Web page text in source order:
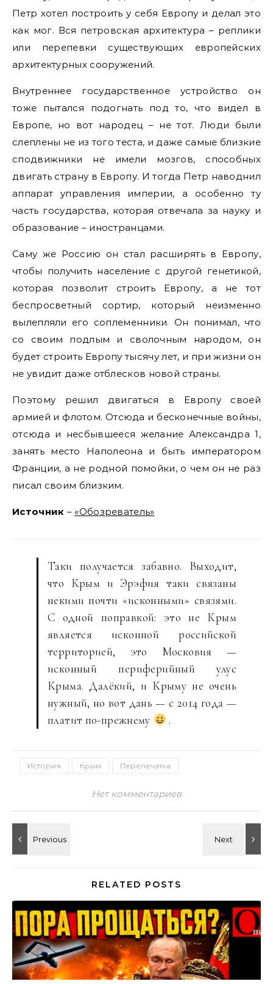
Петр хотел построить у себя Европу и делал это
как мог. Вся петровская архитектура – реплики
или перепевки существующих европейских
архитектурных сооружений.
Внутреннее государственное устройство он
тоже пытался подогнать под то, что видел в
Европе, но вот народец – не тот. Люди были
слеплены не из того теста, и даже самые близкие
сподвижники не имели мозгов, способных
двигать страну в Европу. И тогда Петр наводнил
аппарат управления империи, а особенно ту
часть государства, которая отвечала за науку и
образование – иностранцами.
Саму же Россию он стал расширять в Европу,
чтобы получить население с другой генетикой,
которая позволит строить Европу, а не тот
беспросветный сортир, который неизменно
вылепляли его соплеменники. Он понимал, что
со своим подлым и сволочным народом, он
будет строить Европу тысячу лет, и при жизни он
не увидит даже отблесков новой страны.
Поэтому решил двигаться в Европу своей
армией и флотом. Отсюда и бесконечные войны,
отсюда и несбывшееся желание Александра 1,
занять место Наполеона и быть императором
Франции, а не родной помойки, о чем он не раз
писал своим близким.
Источник – «Обозреватель»
Таки получается забавно. Выходит,
что Крым и Эрэфия таки связаны
некими почти «исконными» связями.
С одной поправкой: это не Крым
является исконной российской
территорией, это Московия —
исконный периферийный улус
Крыма. Далёкий, и Крыму не очень
нужный, но вот дань — с 2014 года —
платит по-прежнему
.
История Крым Перепечатка
Нет комментариев
RELATED POSTS